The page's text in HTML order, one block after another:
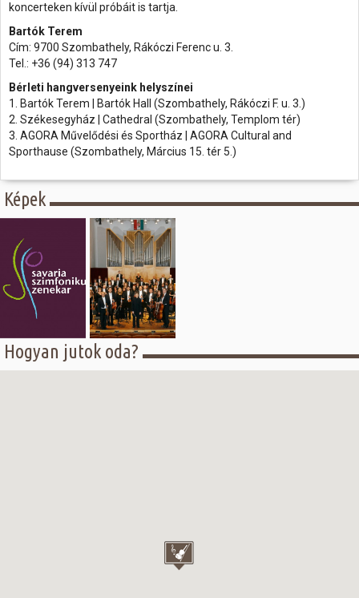
koncerteken kívül próbáit is tartja.
Bartók Terem
Cím: 9700 Szombathely, Rákóczi Ferenc u. 3.
Tel.: +36 (94) 313 747
Bérleti hangversenyeink helyszínei
1. Bartók Terem | Bartók Hall (Szombathely, Rákóczi F. u. 3.)
2. Székesegyház | Cathedral (Szombathely, Templom tér)
3. AGORA Művelődési és Sportház | AGORA Cultural and
Sporthause (Szombathely, Március 15. tér 5.)
Képek
Hogyan jutok oda?